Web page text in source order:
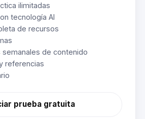
ilimitadas
tecnología AI
de recursos
semanales de contenido
referencias
prueba gratuita